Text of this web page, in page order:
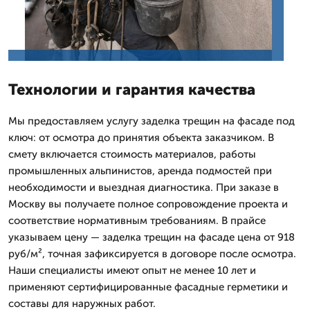
Технологии и гарантия качества
Мы предоставляем услугу заделка трещин на фасаде под
ключ: от осмотра до принятия объекта заказчиком. В
смету включается стоимость материалов, работы
промышленных альпинистов, аренда подмостей при
необходимости и выездная диагностика. При заказе в
Москву вы получаете полное сопровождение проекта и
соответствие нормативным требованиям. В прайсе
указываем цену — заделка трещин на фасаде цена от 918
руб/м², точная зафиксируется в договоре после осмотра.
Наши специалисты имеют опыт не менее 10 лет и
применяют сертифицированные фасадные герметики и
составы для наружных работ.